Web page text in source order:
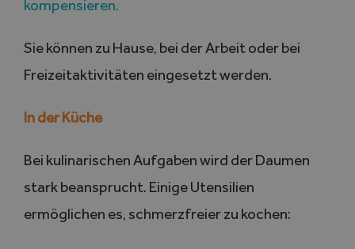
kompensieren.
Sie können zu Hause, bei der Arbeit oder bei
Freizeitaktivitäten eingesetzt werden.
In der Küche
Bei kulinarischen Aufgaben wird der Daumen
stark beansprucht. Einige Utensilien
ermöglichen es, schmerzfreier zu kochen: